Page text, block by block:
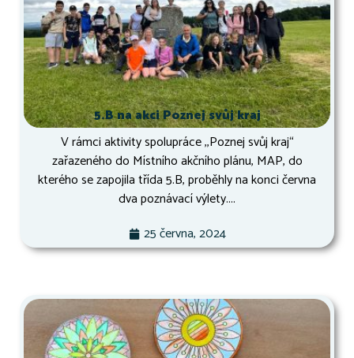
5.B na akci Poznej svůj kraj
V rámci aktivity spolupráce ,,Poznej svůj kraj“
zařazeného do Místního akčního plánu, MAP, do
kterého se zapojila třída 5.B, proběhly na konci června
dva poznávací výlety....
25 června, 2024